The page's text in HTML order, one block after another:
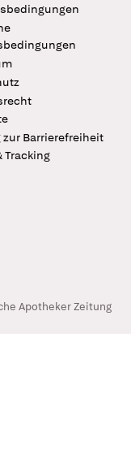
zur Barrierefreiheit
Tracking
Apotheker Zeitung